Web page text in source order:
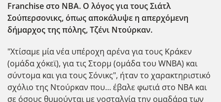
Franchiseστο ΝΒΑ. Ο λόγος για τους Σιάτλ
Σούπερσονικς, όπως αποκάλυψε η απερχόμενη
δήμαρχος της πόλης, Τζένι Ντούρκαν.
"Χτίσαμε μία νέα υπέροχη αρένα για τους Κράκεν
(ομάδα χόκεϊ), για τις Στορμ (ομάδα του WNBA) και
σύντομα και για τους Σόνικς", ήταν το χαρακτηριστικό
σχόλιο της Ντούρκαν που… έβαλε φωτιά στο ΝΒΑ και
σε όσους θυμούνται με νοσταλγία την ομαδάρα των